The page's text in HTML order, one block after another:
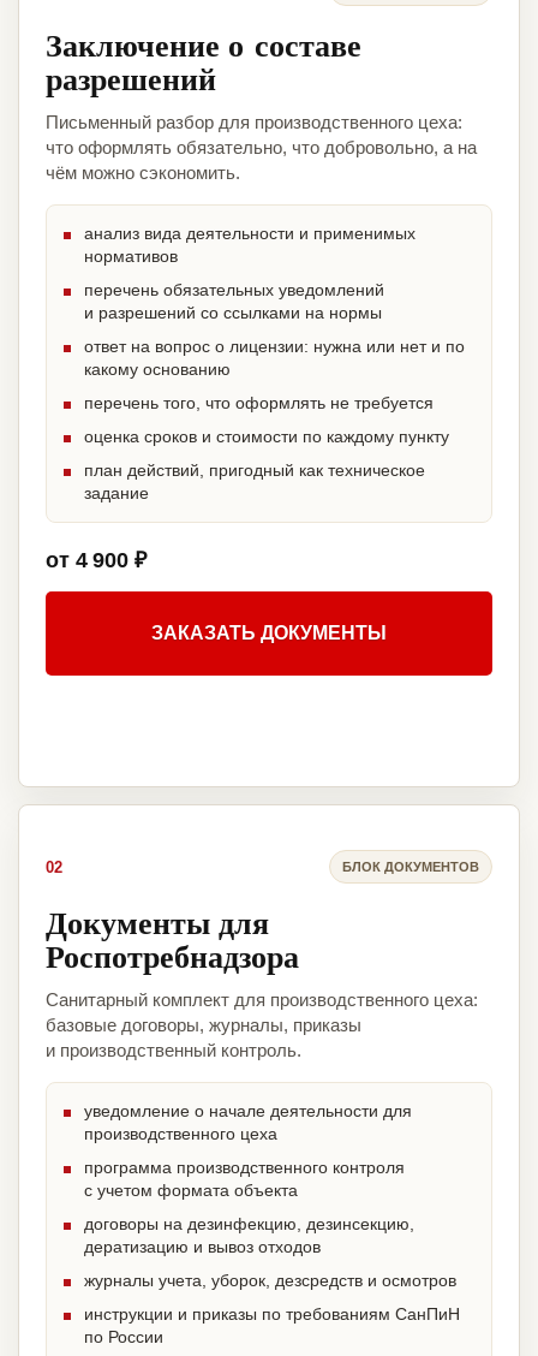
Заключение о составе
разрешений
Письменный разбор для производственного цеха:
что оформлять обязательно, что добровольно, а на
чём можно сэкономить.
анализ вида деятельности и применимых
нормативов
перечень обязательных уведомлений
и разрешений со ссылками на нормы
ответ на вопрос о лицензии: нужна или нет и по
какому основанию
перечень того, что оформлять не требуется
оценка сроков и стоимости по каждому пункту
план действий, пригодный как техническое
задание
от 4 900 ₽
ЗАКАЗАТЬ ДОКУМЕНТЫ
02 БЛОК ДОКУМЕНТОВ
Документы для
Роспотребнадзора
Санитарный комплект для производственного цеха:
базовые договоры, журналы, приказы
и производственный контроль.
уведомление о начале деятельности для
производственного цеха
программа производственного контроля
с учетом формата объекта
договоры на дезинфекцию, дезинсекцию,
дератизацию и вывоз отходов
журналы учета, уборок, дезсредств и осмотров
инструкции и приказы по требованиям СанПиН
по России